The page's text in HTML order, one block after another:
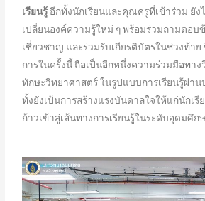
เรียนรู้อีกทั้งนักเรียนและคุณครูที่เข้าร่วม ยัง
เปลี่ยนองค์ความรู้ใหม่ ๆ พร้อมร่วมถามตอบ
เชี่ยวชาญ และร่วมรับเกียรติบัตรในช่วงท้าย
การในครั้งนี้ ถือเป็นอีกหนึ่งความร่วมมือทาง
ทักษะวิทยาศาสตร์ ในรูปแบบการเรียนรู้ผ่า
ทั้งยังเป้นการสร้างแรงบันดาลใจให้แก่นักเรี
ก้าวเข้าสู่เส้นทางการเรียนรู้ในระดับอุดมศึ